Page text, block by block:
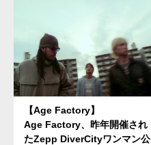
【Age Factory】
Age Factory、昨年開催され
たZepp DiverCityワンマン公